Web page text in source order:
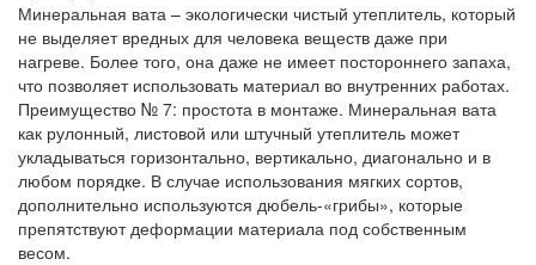
Минеральная вата – экологически чистый утеплитель, который
не выделяет вредных для человека веществ даже при
нагреве. Более того, она даже не имеет постороннего запаха,
что позволяет использовать материал во внутренних работах.
Преимущество № 7: простота в монтаже. Минеральная вата
как рулонный, листовой или штучный утеплитель может
укладываться горизонтально, вертикально, диагонально и в
любом порядке. В случае использования мягких сортов,
дополнительно используются дюбель-«грибы», которые
препятствуют деформации материала под собственным
весом.